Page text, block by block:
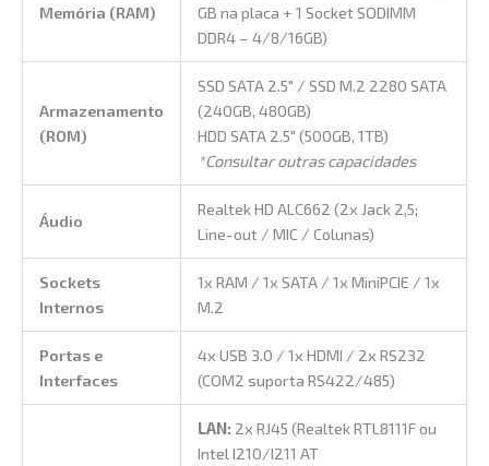
Memória (RAM)
GB na placa + 1 Socket SODIMM
DDR4 – 4/8/16GB)
Armazenamento
(ROM)
SSD SATA 2.5″ / SSD M.2 2280 SATA
(240GB, 480GB)
HDD SATA 2.5″ (500GB, 1TB)
*Consultar outras capacidades
Áudio
Realtek HD ALC662 (2x Jack 2,5;
Line-out / MIC / Colunas)
Sockets
Internos
1x RAM / 1x SATA / 1x MiniPCIE / 1x
M.2
Portas e
Interfaces
4x USB 3.0 / 1x HDMI / 2x RS232
(COM2 suporta RS422/485)
LAN:2x RJ45 (Realtek RTL8111F ou
Intel I210/I211 AT